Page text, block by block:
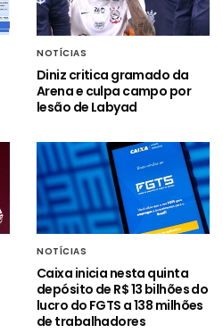
NOTÍCIAS
Diniz critica gramado da
Arena e culpa campo por
lesão de Labyad
NOTÍCIAS
Caixa inicia nesta quinta
depósito de R$ 13 bilhões do
lucro do FGTS a 138 milhões
de trabalhadores